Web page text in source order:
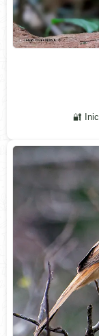
🔐